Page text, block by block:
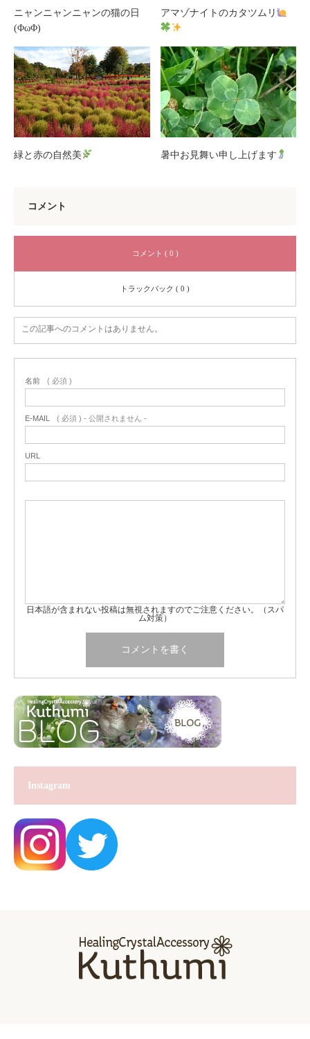
ニャンニャンニャンの猫の日
(ΦωΦ)
アマゾナイトのカタツムリ
緑と赤の自然美 暑中お見舞い申し上げます
コメント
コメント ( 0 )
トラックバック ( 0 )
この記事へのコメントはありません。
名前 ( 必須 )
E-MAIL ( 必須 ) - 公開されません -
URL
日本語が含まれない投稿は無視されますのでご注意ください。（スパ
ム対策）
Instagram